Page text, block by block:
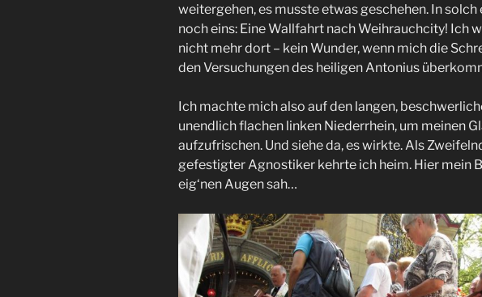
weitergehen, es musste etwas geschehen. In solch
noch eins: Eine Wallfahrt nach Weihrauchcity! Ich
nicht mehr dort – kein Wunder, wenn mich die
den Versuchungen des heiligen Antonius
Ich machte mich also auf den langen,
unendlich flachen linken Niederrhein, um meinen
aufzufrischen. Und siehe da, es wirkte. Als
gefestigter Agnostiker kehrte ich heim. Hier mein
eig‘nen Augen sah…